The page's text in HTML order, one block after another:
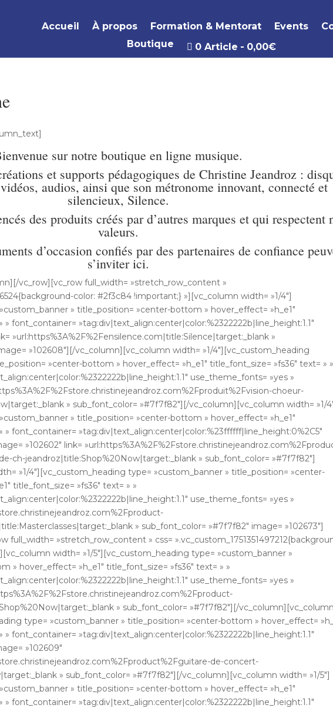
Accueil À propos Formation & Mentorat Events
Boutique
0 Article 0,00€
sur notre boutique en ligne musique.
et supports pédagogiques de Christine Jeandroz :
audios, ainsi que son métronome innovant, connecté et
silencieux, Silence.
des produits créés par d’autres marques et qui respectent
valeurs.
d’occasion confiés par des partenaires de confiance
s’inviter ici.
vc_row][vc_row full_width= »stretch_row_content »
color: #2f3c84 !important;} »][vc_column width= »1/4″]
» title_position= »center-bottom » hover_effect= »h_e1″
» font_container= »tag:div|text_align:center|color:%2322222b|line_height:1.1″
»url:https%3A%2F%2Fensilence.com|title:Silence|target:_blank »
»102608″][/vc_column][vc_column width= »1/4″][vc_custom_heading
»center-bottom » hover_effect= »h_e1″ title_font_size= »fs36″ text= » »
use_theme_fonts= »yes »
choeur-
» sub_font_color= »#7f7f82″][/vc_column][vc_column width= »1/
» title_position= »center-bottom » hover_effect= »h_e1″
» font_container= »tag:div|text_align:center|color:%23ffffff|line_height:0%2C5″
»102602″ link=
ch-jeandroz|title:Shop%20Now|target:_blank » sub_font_color= »#7f7f82″]
»1/4″][vc_custom_heading type= »custom_banner » title_position= »center-
title_font_size= »fs36″ text= » »
use_theme_fonts= »yes »
» sub_font_color= »#7f7f82″ image= »102673″]
full_width= »stretch_row_content » css=
width= »1/5″][vc_custom_heading type= »custom_banner »
» hover_effect= »h_e1″ title_font_size= »fs36″ text= » »
use_theme_fonts= »yes »
» sub_font_color= »#7f7f82″][/vc_column][vc_column
type= »custom_banner » title_position= »center-bottom » hover_effect=
» font_container= »tag:div|text_align:center|color:%2322222b|line_height:1.1″
»102609″
de-concert-
» sub_font_color= »#7f7f82″][/vc_column][vc_column width= »1/5″]
» title_position= »center-bottom » hover_effect= »h_e1″
» font_container= »tag:div|text_align:center|color:%2322222b|line_height:1.1″